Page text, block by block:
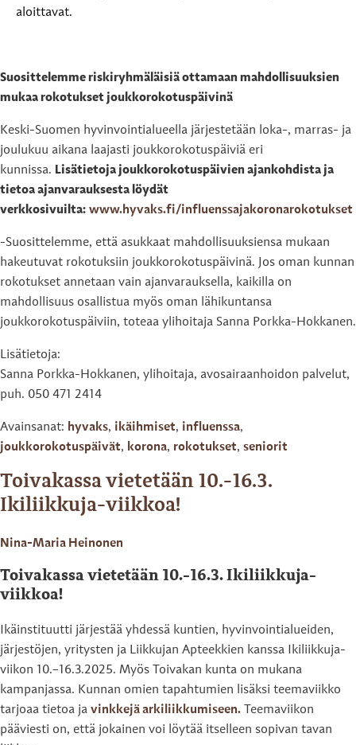
aloittavat.
Suosittelemme riskiryhmäläisiä ottamaan mahdollisuuksien
mukaa rokotukset joukkorokotuspäivinä
Keski-Suomen hyvinvointialueella järjestetään loka-, marras- ja
joulukuu aikana laajasti joukkorokotuspäiviä eri
kunnissa. Lisätietoja joukkorokotuspäivien ajankohdista ja
tietoa ajanvarauksesta löydät
verkkosivuilta: www.hyvaks.fi/influenssajakoronarokotukset
-Suosittelemme, että asukkaat mahdollisuuksiensa mukaan
hakeutuvat rokotuksiin joukkorokotuspäivinä. Jos oman kunnan
rokotukset annetaan vain ajanvarauksella, kaikilla on
mahdollisuus osallistua myös oman lähikuntansa
joukkorokotuspäiviin, toteaa ylihoitaja Sanna Porkka-Hokkanen.
Lisätietoja:
Sanna Porkka-Hokkanen, ylihoitaja, avosairaanhoidon palvelut,
puh. 050 471 2414
Avainsanat: hyvaks, ikäihmiset, influenssa,
joukkorokotuspäivät, korona, rokotukset, seniorit
Toivakassa vietetään 10.-16.3.
Ikiliikkuja-viikkoa!
Nina-Maria Heinonen
Toivakassa vietetään 10.-16.3. Ikiliikkuja-
viikkoa!
Ikäinstituutti järjestää yhdessä kuntien, hyvinvointialueiden,
järjestöjen, yritysten ja Liikkujan Apteekkien kanssa Ikiliikkuja-
viikon 10.–16.3.2025. Myös Toivakan kunta on mukana
kampanjassa. Kunnan omien tapahtumien lisäksi teemaviikko
tarjoaa tietoa ja vinkkejä arkiliikkumiseen. Teemaviikon
pääviesti on, että jokainen voi löytää itselleen sopivan tavan